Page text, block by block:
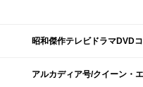
昭和傑作テレビドラマDVD